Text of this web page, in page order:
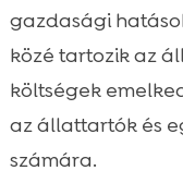
gazdasági
közé tartozik az
költségek
az állattartók és
számára.